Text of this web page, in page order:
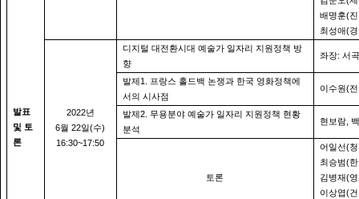
발표
및 토
론
배명훈(
최성애(
2022년
6월22일(수)
16:30~17:50
디지털 대전환시대 예술가 일자리 지원정책 방
향
좌장: 서
발제 1.
프랑스 홀드백 논쟁과 한국 영화정책에
서의 시사점
이수원(
발제 2. 무용분야 예술가 일자리 지원정책 현황
분석
현보람,
토론
어일선(
최승범(
김병재(
이상엽(